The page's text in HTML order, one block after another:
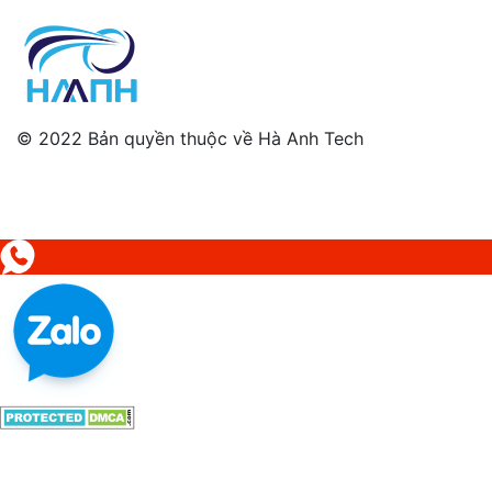
© 2022 Bản quyền thuộc về Hà Anh Tech